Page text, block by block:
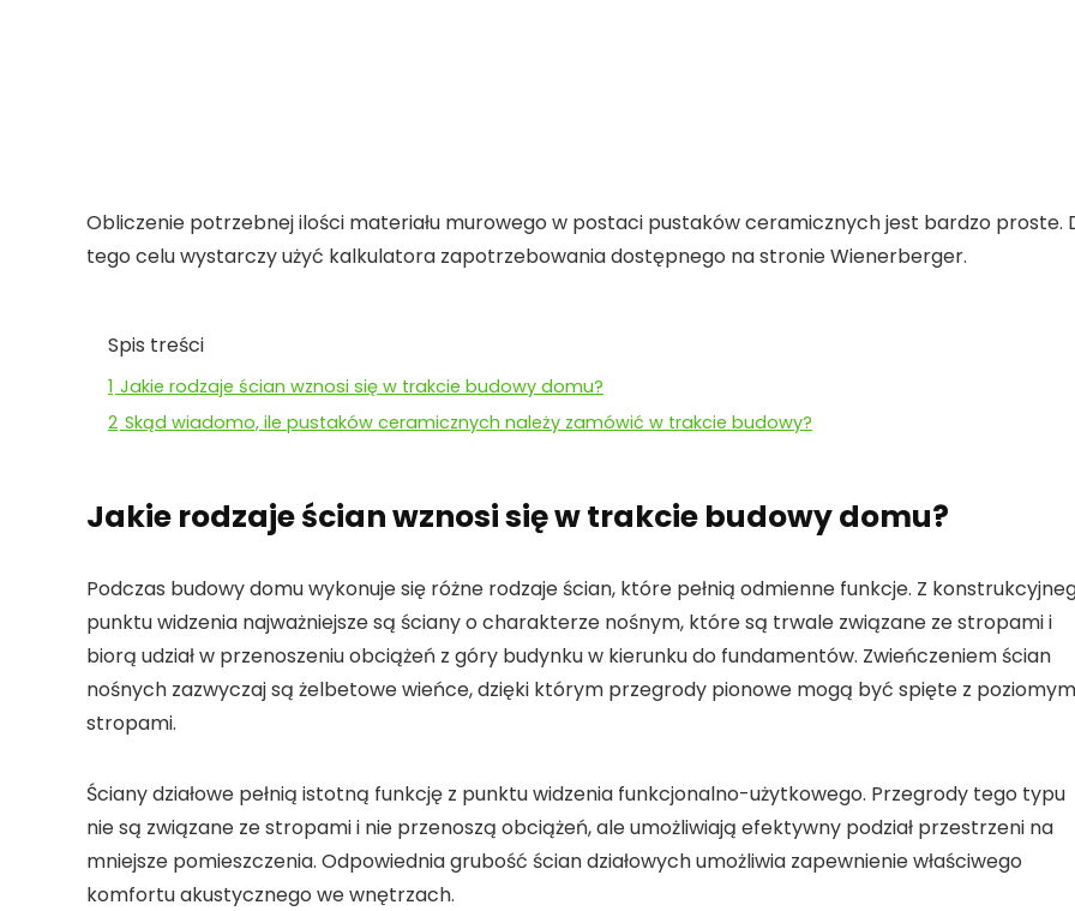
Obliczenie potrzebnej ilości materiału murowego w postaci pustaków ceramicznych jest bardzo proste.
tego celu wystarczy użyć kalkulatora zapotrzebowania dostępnego na stronie Wienerberger.
Spis treści
1 Jakie rodzaje ścian wznosi się w trakcie budowy domu?
2 Skąd wiadomo, ile pustaków ceramicznych należy zamówić w trakcie budowy?
Jakie rodzaje ścian wznosi się w trakcie budowy domu?
Podczas budowy domu wykonuje się różne rodzaje ścian, które pełnią odmienne funkcje. Z
punktu widzenia najważniejsze są ściany o charakterze nośnym, które są trwale związane ze stropami i
biorą udział w przenoszeniu obciążeń z góry budynku w kierunku do fundamentów. Zwieńczeniem ścian
nośnych zazwyczaj są żelbetowe wieńce, dzięki którym przegrody pionowe mogą być spięte z
stropami.
Ściany działowe pełnią istotną funkcję z punktu widzenia funkcjonalno-użytkowego. Przegrody tego typu
nie są związane ze stropami i nie przenoszą obciążeń, ale umożliwiają efektywny podział przestrzeni na
mniejsze pomieszczenia. Odpowiednia grubość ścian działowych umożliwia zapewnienie właściwego
komfortu akustycznego we wnętrzach.